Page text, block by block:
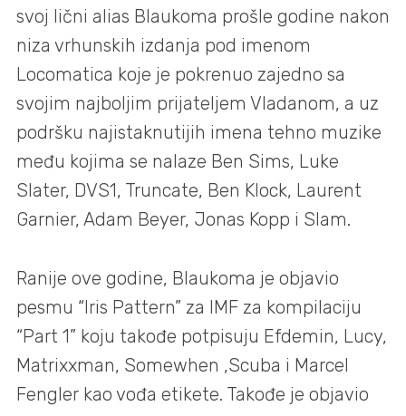
svoj lični alias Blaukoma prošle godine nakon
niza vrhunskih izdanja pod imenom
Locomatica koje je pokrenuo zajedno sa
svojim najboljim prijateljem Vladanom, a uz
podršku najistaknutijih imena tehno muzike
među kojima se nalaze Ben Sims, Luke
Slater, DVS1, Truncate, Ben Klock, Laurent
Garnier, Adam Beyer, Jonas Kopp i Slam.
Ranije ove godine, Blaukoma je objavio
pesmu “Iris Pattern” za IMF za kompilaciju
“Part 1” koju takođe potpisuju Efdemin, Lucy,
Matrixxman, Somewhen ,Scuba i Marcel
Fengler kao vođa etikete. Takođe je objavio